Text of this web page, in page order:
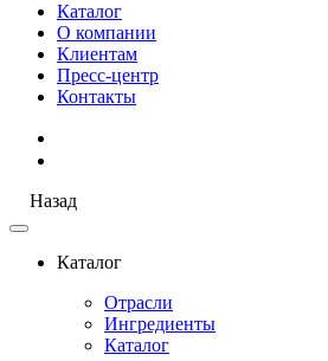
Каталог
О компании
Клиентам
Пресс-центр
Контакты
Назад
Каталог
Отрасли
Ингредиенты
Каталог